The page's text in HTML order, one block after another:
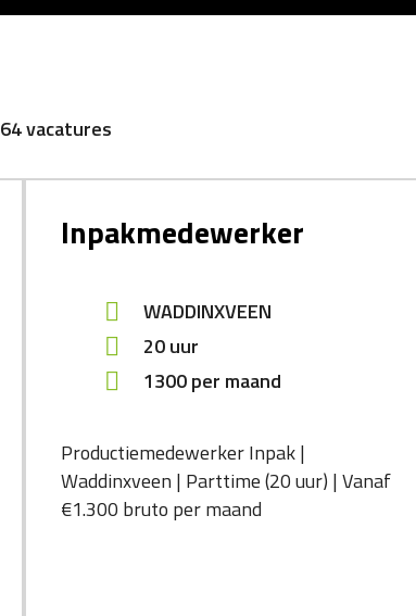
64 vacatures
Inpakmedewerker
WADDINXVEEN
20 uur
1300per maand
Productiemedewerker Inpak |
Waddinxveen | Parttime (20 uur) | Vanaf
€1.300 bruto per maand